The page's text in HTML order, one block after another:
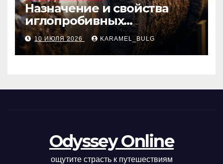
Назначение и свойства
иглопробивных
базальтовых огнеупорных
матов
10 ИЮЛЯ 2026 KARAMEL_BULG
Odyssey Online
ощутите страсть к путешествиям